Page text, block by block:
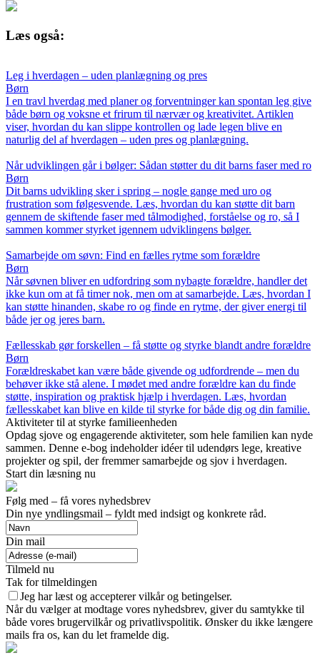
Læs også:
Leg i hverdagen – uden planlægning og pres
Børn
I en travl hverdag med planer og forventninger kan spontan leg give
både børn og voksne et frirum til nærvær og kreativitet. Artiklen
viser, hvordan du kan slippe kontrollen og lade legen blive en
naturlig del af hverdagen – uden pres og planlægning.
Når udviklingen går i bølger: Sådan støtter du dit barns faser med ro
Børn
Dit barns udvikling sker i spring – nogle gange med uro og
frustration som følgesvende. Læs, hvordan du kan støtte dit barn
gennem de skiftende faser med tålmodighed, forståelse og ro, så I
sammen kommer styrket igennem udviklingens bølger.
Samarbejde om søvn: Find en fælles rytme som forældre
Børn
Når søvnen bliver en udfordring som nybagte forældre, handler det
ikke kun om at få timer nok, men om at samarbejde. Læs, hvordan I
kan støtte hinanden, skabe ro og finde en rytme, der giver energi til
både jer og jeres barn.
Fællesskab gør forskellen – få støtte og styrke blandt andre forældre
Børn
Forældreskabet kan være både givende og udfordrende – men du
behøver ikke stå alene. I mødet med andre forældre kan du finde
støtte, inspiration og praktisk hjælp i hverdagen. Læs, hvordan
fællesskabet kan blive en kilde til styrke for både dig og din familie.
Aktiviteter til at styrke familieenheden
Opdag sjove og engagerende aktiviteter, som hele familien kan nyde
sammen. Denne e-bog indeholder idéer til udendørs lege, kreative
projekter og spil, der fremmer samarbejde og sjov i hverdagen.
Start din læsning nu
Følg med – få vores nyhedsbrev
Din nye yndlingsmail – fyldt med indsigt og konkrete råd.
Din mail
Tilmeld nu
Tak for tilmeldingen
Jeg har læst og accepterer vilkår og betingelser.
Når du vælger at modtage vores nyhedsbrev, giver du samtykke til
både vores brugervilkår og privatlivspolitik. Ønsker du ikke længere
mails fra os, kan du let framelde dig.